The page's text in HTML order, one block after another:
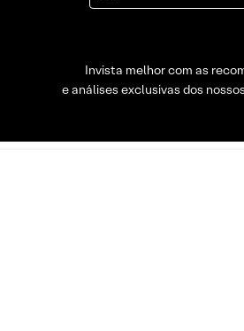
Invista melhor com as
e análises exclusivas dos